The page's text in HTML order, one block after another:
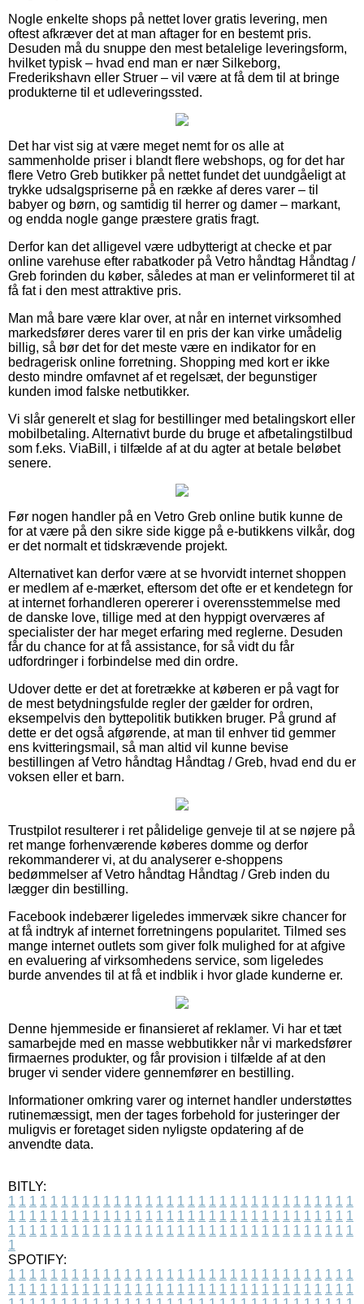
Nogle enkelte shops på nettet lover gratis levering, men
oftest afkræver det at man aftager for en bestemt pris.
Desuden må du snuppe den mest betalelige leveringsform,
hvilket typisk – hvad end man er nær Silkeborg,
Frederikshavn eller Struer – vil være at få dem til at bringe
produkterne til et udleveringssted.
Det har vist sig at være meget nemt for os alle at
sammenholde priser i blandt flere webshops, og for det har
flere Vetro Greb butikker på nettet fundet det uundgåeligt at
trykke udsalgspriserne på en række af deres varer – til
babyer og børn, og samtidig til herrer og damer – markant,
og endda nogle gange præstere gratis fragt.
Derfor kan det alligevel være udbytterigt at checke et par
online varehuse efter rabatkoder på Vetro håndtag Håndtag /
Greb forinden du køber, således at man er velinformeret til at
få fat i den mest attraktive pris.
Man må bare være klar over, at når en internet virksomhed
markedsfører deres varer til en pris der kan virke umådelig
billig, så bør det for det meste være en indikator for en
bedragerisk online forretning. Shopping med kort er ikke
desto mindre omfavnet af et regelsæt, der begunstiger
kunden imod falske netbutikker.
Vi slår generelt et slag for bestillinger med betalingskort eller
mobilbetaling. Alternativt burde du bruge et afbetalingstilbud
som f.eks. ViaBill, i tilfælde af at du agter at betale beløbet
senere.
Før nogen handler på en Vetro Greb online butik kunne de
for at være på den sikre side kigge på e-butikkens vilkår, dog
er det normalt et tidskrævende projekt.
Alternativet kan derfor være at se hvorvidt internet shoppen
er medlem af e-mærket, eftersom det ofte er et kendetegn for
at internet forhandleren opererer i overensstemmelse med
de danske love, tillige med at den hyppigt overværes af
specialister der har meget erfaring med reglerne. Desuden
får du chance for at få assistance, for så vidt du får
udfordringer i forbindelse med din ordre.
Udover dette er det at foretrække at køberen er på vagt for
de mest betydningsfulde regler der gælder for ordren,
eksempelvis den byttepolitik butikken bruger. På grund af
dette er det også afgørende, at man til enhver tid gemmer
ens kvitteringsmail, så man altid vil kunne bevise
bestillingen af Vetro håndtag Håndtag / Greb, hvad end du er
voksen eller et barn.
Trustpilot resulterer i ret pålidelige genveje til at se nøjere på
ret mange forhenværende køberes domme og derfor
rekommanderer vi, at du analyserer e-shoppens
bedømmelser af Vetro håndtag Håndtag / Greb inden du
lægger din bestilling.
Facebook indebærer ligeledes immervæk sikre chancer for
at få indtryk af internet forretningens popularitet. Tilmed ses
mange internet outlets som giver folk mulighed for at afgive
en evaluering af virksomhedens service, som ligeledes
burde anvendes til at få et indblik i hvor glade kunderne er.
Denne hjemmeside er finansieret af reklamer. Vi har et tæt
samarbejde med en masse webbutikker når vi markedsfører
firmaernes produkter, og får provision i tilfælde af at den
bruger vi sender videre gennemfører en bestilling.
Informationer omkring varer og internet handler understøttes
rutinemæssigt, men der tages forbehold for justeringer der
muligvis er foretaget siden nyligste opdatering af de
anvendte data.
BITLY:
1 1 1 1 1 1 1 1 1 1 1 1 1 1 1 1 1 1 1 1 1 1 1 1 1 1 1 1 1 1 1 1 1
1 1 1 1 1 1 1 1 1 1 1 1 1 1 1 1 1 1 1 1 1 1 1 1 1 1 1 1 1 1 1 1 1
1 1 1 1 1 1 1 1 1 1 1 1 1 1 1 1 1 1 1 1 1 1 1 1 1 1 1 1 1 1 1 1 1
1
SPOTIFY:
1 1 1 1 1 1 1 1 1 1 1 1 1 1 1 1 1 1 1 1 1 1 1 1 1 1 1 1 1 1 1 1 1
1 1 1 1 1 1 1 1 1 1 1 1 1 1 1 1 1 1 1 1 1 1 1 1 1 1 1 1 1 1 1 1 1